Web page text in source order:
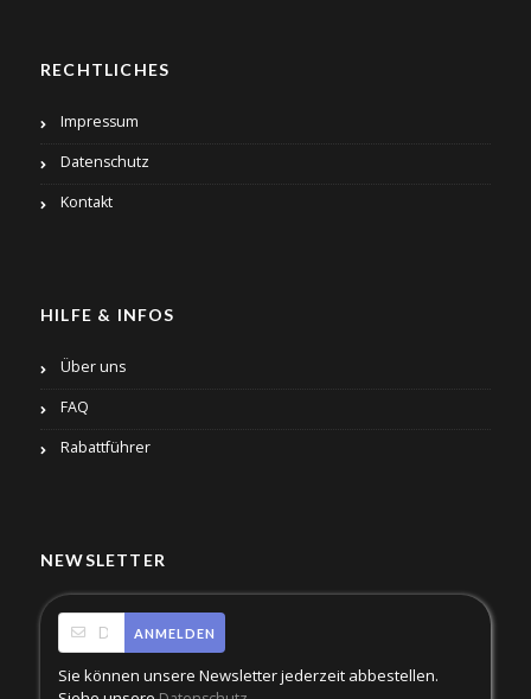
RECHTLICHES
Impressum
Datenschutz
Kontakt
HILFE & INFOS
Über uns
FAQ
Rabattführer
NEWSLETTER
ANMELDEN
Sie können unsere Newsletter jederzeit abbestellen.